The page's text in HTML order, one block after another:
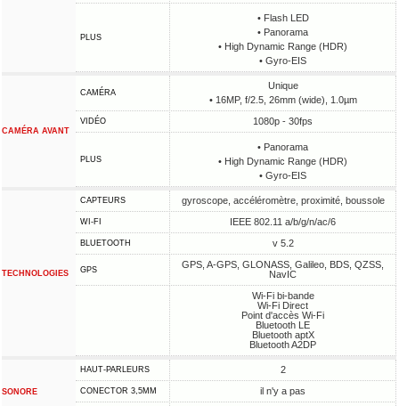
PLUS
• Flash LED
• Panorama
• High Dynamic Range (HDR)
• Gyro-EIS
CAMÉRA AVANT
CAMÉRA
Unique
• 16MP, f/2.5, 26mm (wide), 1.0µm
VIDÉO 1080p - 30fps
PLUS
• Panorama
• High Dynamic Range (HDR)
• Gyro-EIS
TECHNOLOGIES
CAPTEURS gyroscope, accéléromètre, proximité, boussole
WI-FI IEEE 802.11 a/b/g/n/ac/6
BLUETOOTH v 5.2
GPS
GPS, A-GPS, GLONASS, Galileo, BDS, QZSS,
NavIC
Wi-Fi bi-bande
Wi-Fi Direct
Point d'accès Wi-Fi
Bluetooth LE
Bluetooth aptX
Bluetooth A2DP
SONORE
HAUT-PARLEURS 2
CONECTOR 3,5MM il n'y a pas